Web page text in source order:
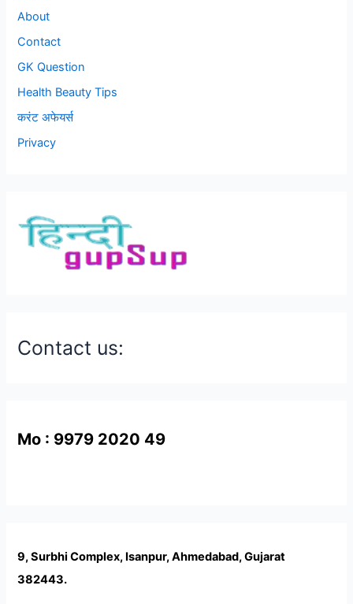
About
Contact
GK Question
Health Beauty Tips
करंट अफेयर्स
Privacy
Contact us:
Mo : 9979 2020 49
9, Surbhi Complex, Isanpur, Ahmedabad, Gujarat
382443.